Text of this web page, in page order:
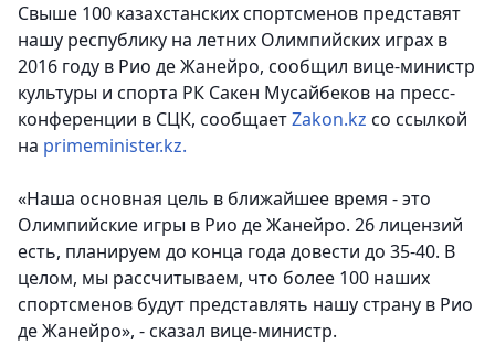
Свыше 100 казахстанских спортсменов представят
нашу республику на летних Олимпийских играх в
2016 году в Рио де Жанейро, сообщил вице-министр
культуры и спорта РК Сакен Мусайбеков на пресс-
конференции в СЦК, сообщаетZakon.kz со ссылкой
на primeminister.kz.
«Наша основная цель в ближайшее время - это
Олимпийские игры в Рио де Жанейро. 26 лицензий
есть, планируем до конца года довести до 35-40. В
целом, мы рассчитываем, что более 100 наших
спортсменов будут представлять нашу страну в Рио
де Жанейро», - сказал вице-министр.